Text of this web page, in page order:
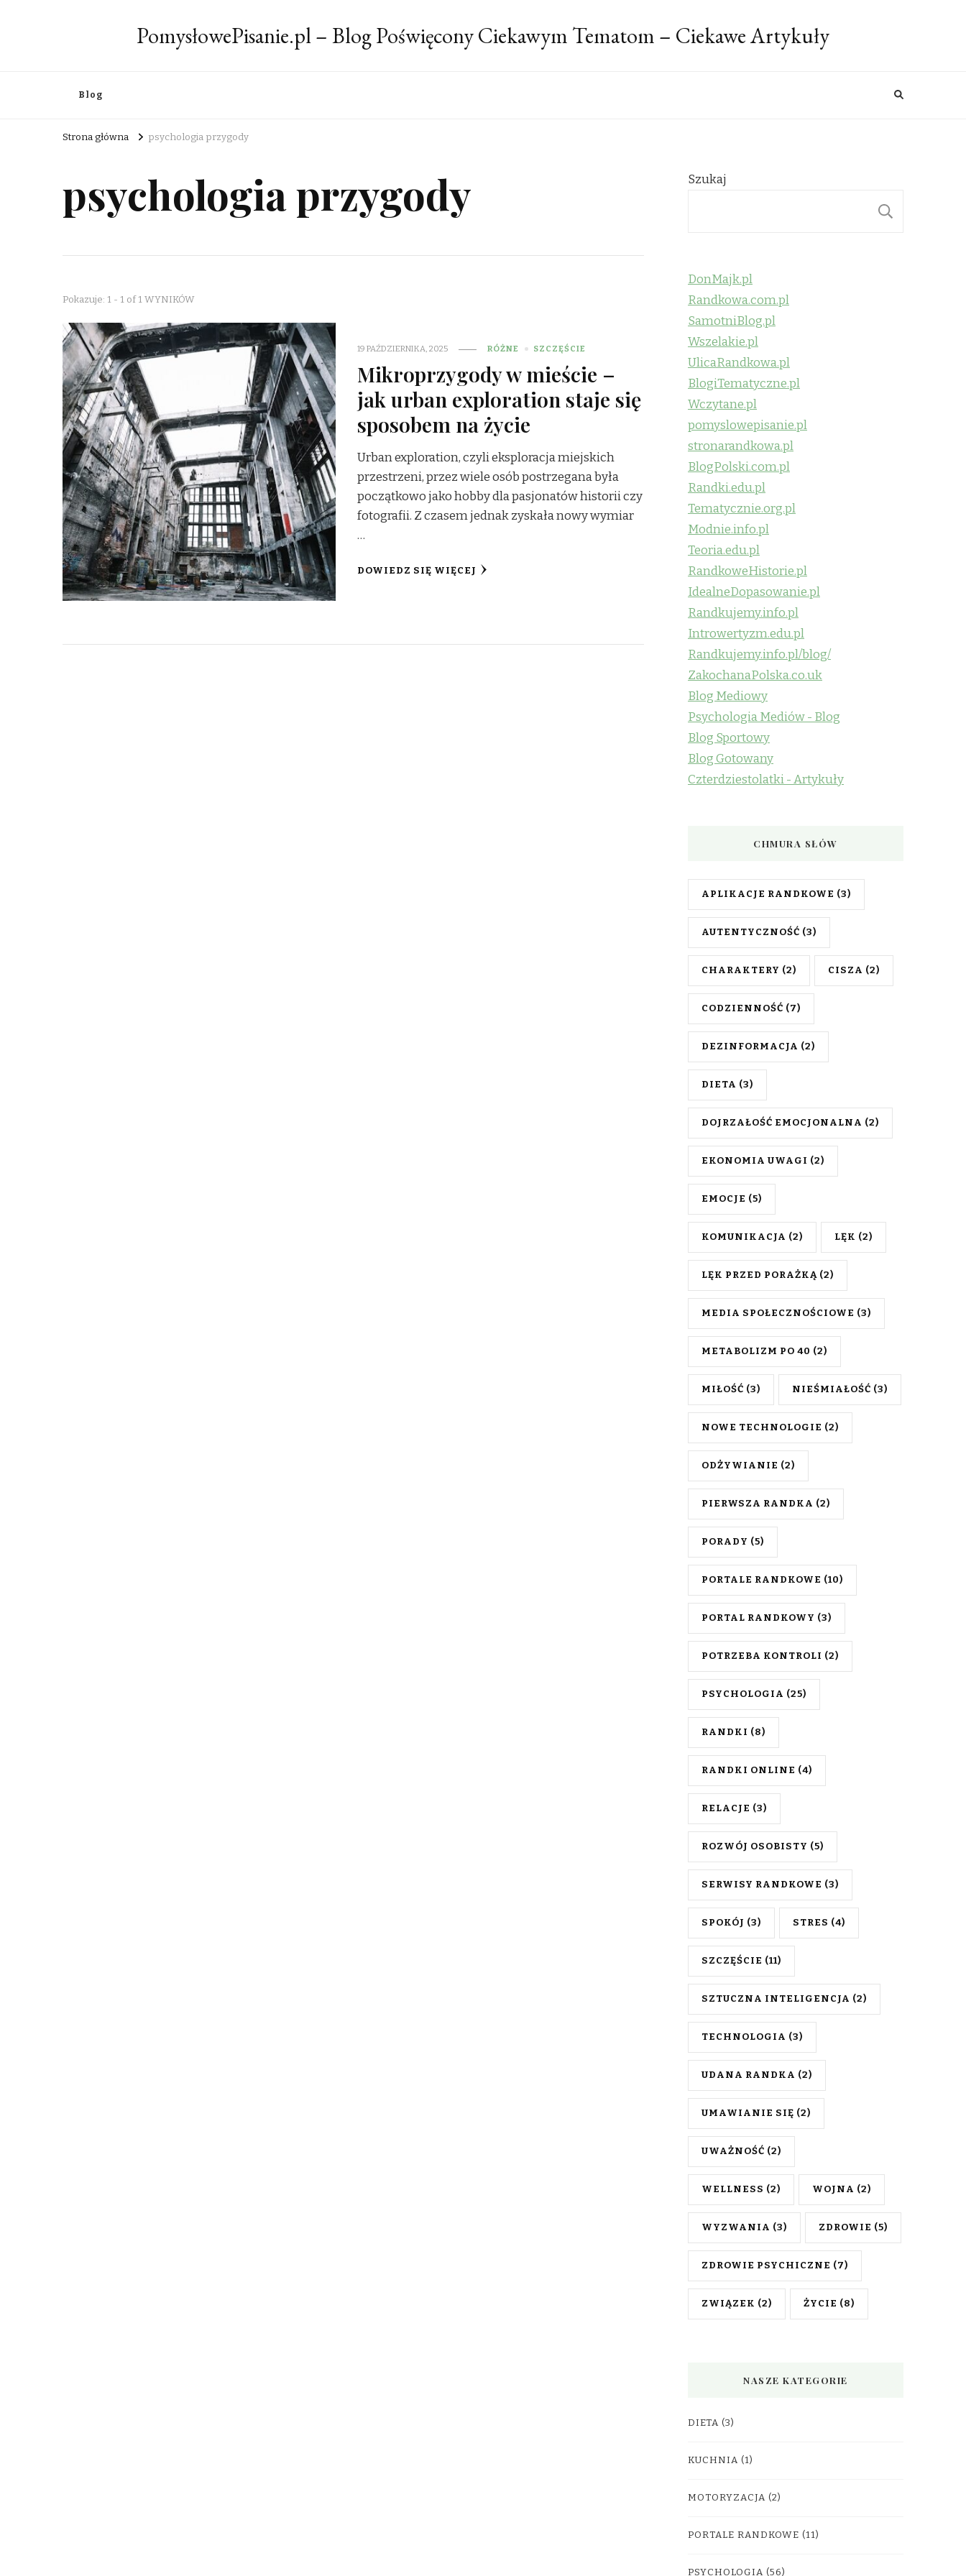
PomysłowePisanie.pl – Blog Poświęcony Ciekawym Tematom – Ciekawe Artykuły
Blog
Strona główna psychologia przygody
psychologia przygody
Pokazuje: 1 - 1 of 1 WYNIKÓW
19 PAŹDZIERNIKA, 2025 RÓŻNE SZCZĘŚCIE
Mikroprzygody w mieście –
jak urban exploration staje się
sposobem na życie
Urban exploration, czyli eksploracja miejskich
przestrzeni, przez wiele osób postrzegana była
początkowo jako hobby dla pasjonatów historii czy
fotografii. Z czasem jednak zyskała nowy wymiar
…
DOWIEDZ SIĘ WIĘCEJ
Szukaj
DonMajk.pl
Randkowa.com.pl
SamotniBlog.pl
Wszelakie.pl
UlicaRandkowa.pl
BlogiTematyczne.pl
Wczytane.pl
pomyslowepisanie.pl
stronarandkowa.pl
BlogPolski.com.pl
Randki.edu.pl
Tematycznie.org.pl
Modnie.info.pl
Teoria.edu.pl
RandkoweHistorie.pl
IdealneDopasowanie.pl
Randkujemy.info.pl
Introwertyzm.edu.pl
Randkujemy.info.pl/blog/
ZakochanaPolska.co.uk
Blog Mediowy
Psychologia Mediów - Blog
Blog Sportowy
Blog Gotowany
Czterdziestolatki - Artykuły
CHMURA SŁÓW
APLIKACJE RANDKOWE (3)
AUTENTYCZNOŚĆ (3)
CHARAKTERY (2) CISZA (2)
CODZIENNOŚĆ (7)
DEZINFORMACJA (2)
DIETA (3)
DOJRZAŁOŚĆ EMOCJONALNA (2)
EKONOMIA UWAGI (2)
EMOCJE (5)
KOMUNIKACJA (2) LĘK (2)
LĘK PRZED PORAŻKĄ (2)
MEDIA SPOŁECZNOŚCIOWE (3)
METABOLIZM PO 40 (2)
MIŁOŚĆ (3) NIEŚMIAŁOŚĆ (3)
NOWE TECHNOLOGIE (2)
ODŻYWIANIE (2)
PIERWSZA RANDKA (2)
PORADY (5)
PORTALE RANDKOWE (10)
PORTAL RANDKOWY (3)
POTRZEBA KONTROLI (2)
PSYCHOLOGIA (25)
RANDKI (8)
RANDKI ONLINE (4)
RELACJE (3)
ROZWÓJ OSOBISTY (5)
SERWISY RANDKOWE (3)
SPOKÓJ (3) STRES (4)
SZCZĘŚCIE (11)
SZTUCZNA INTELIGENCJA (2)
TECHNOLOGIA (3)
UDANA RANDKA (2)
UMAWIANIE SIĘ (2)
UWAŻNOŚĆ (2)
WELLNESS (2) WOJNA (2)
WYZWANIA (3) ZDROWIE (5)
ZDROWIE PSYCHICZNE (7)
ZWIĄZEK (2) ŻYCIE (8)
NASZE KATEGORIE
DIETA (3)
KUCHNIA (1)
MOTORYZACJA (2)
PORTALE RANDKOWE (11)
PSYCHOLOGIA (56)